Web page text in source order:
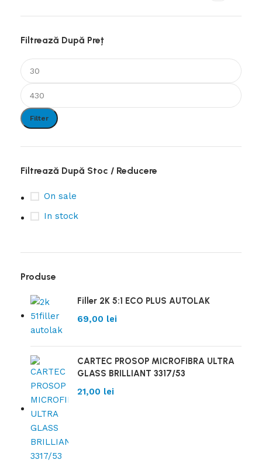
Filtrează După Preț
Filter
Filtrează După Stoc / Reducere
On sale
In stock
Produse
Filler 2K 5:1 ECO PLUS AUTOLAK
69,00 lei
CARTEC PROSOP MICROFIBRA ULTRA
GLASS BRILLIANT 3317/53
21,00 lei